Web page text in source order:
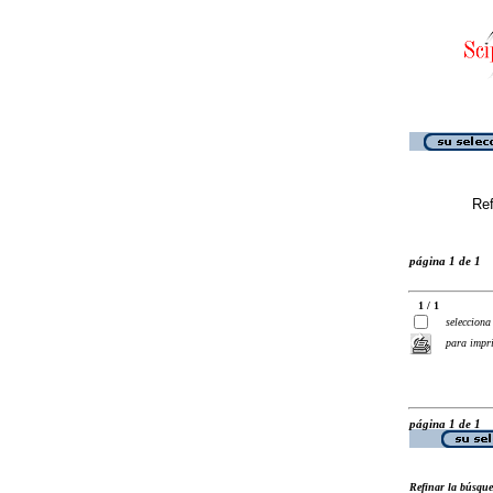
página 1 de 1
1 / 1
selecciona
para
página 1 de 1
Refinar la